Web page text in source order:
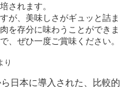
されます。
が、美味しさがギュッと詰ま
を存分に味わうことができま
、ぜひ一度ご賞味ください。
り
日本に導入された、比較的